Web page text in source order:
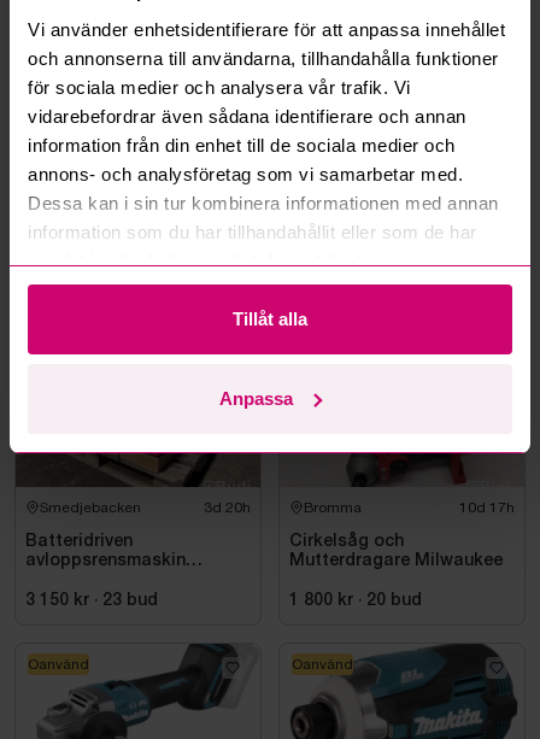
Vi använder enhetsidentifierare för att anpassa innehållet
och annonserna till användarna, tillhandahålla funktioner
för sociala medier och analysera vår trafik. Vi
vidarebefordrar även sådana identifierare och annan
information från din enhet till de sociala medier och
annons- och analysföretag som vi samarbetar med.
Dessa kan i sin tur kombinera informationen med annan
information som du har tillhandahållit eller som de har
samlat in när du har använt deras tjänster.
Tillåt alla
Anpassa
Kan jag ångra ett bud?
Kan ni frakta mina vunna objekt?
Läs fler frågor och svar
Smedjebacken 3d 20h
Batteridriven
avloppsrensmaskin
FSSM-121 | Oanvänd
3 150 kr · 23 bud
Milwaukee
Bromma 10d 17h
Cirkelsåg och
Mutterdragare Milwaukee
1 800 kr · 20 bud
Milwaukee
Oanvänd Oanvänd